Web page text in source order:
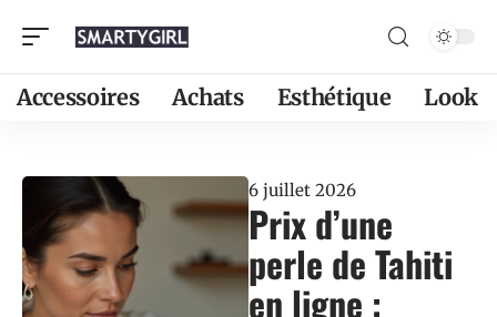
Accessoires Achats Esthétique Look
6 juillet 2026
Prix d’une
perle de Tahiti
en ligne :